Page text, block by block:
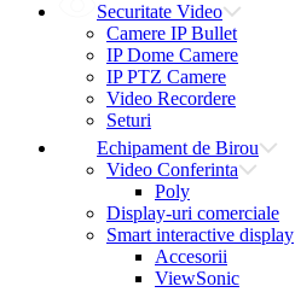
Securitate Video
Camere IP Bullet
IP Dome Camere
IP PTZ Camere
Video Recordere
Seturi
Echipament de Birou
Video Conferinta
Poly
Display-uri comerciale
Smart interactive display
Accesorii
ViewSonic